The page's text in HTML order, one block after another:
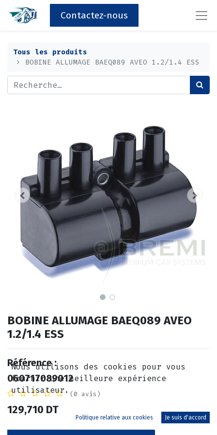
Contactez-nous
Tous les produits
BOBINE ALLUMAGE BAEQ089 AVEO 1.2/1.4 ESS
BOBINE ALLUMAGE BAEQ089 AVEO
1.2/1.4 ESS
Référence :
060717089012
(0 avis)
129,710 DT
Nous utilisons des cookies pour vous
fournir une meilleure expérience
utilisateur.
Politique relative aux cookies Je suis d'accord